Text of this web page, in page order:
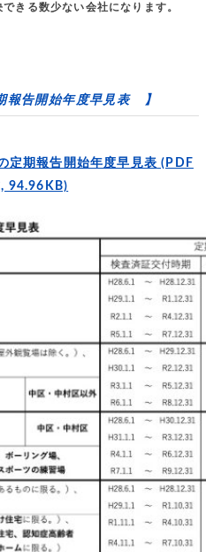
きる数少ない会社になります。
報告開始年度早見表 】
定期報告開始年度早見表 (PDF
94.96KB)